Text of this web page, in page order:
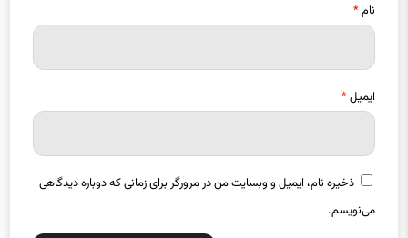
نام*
ایمیل*
ذخیره نام، ایمیل و وبسایت من در مرورگر برای زمانی که دوباره دیدگاهی
می‌نویسم.